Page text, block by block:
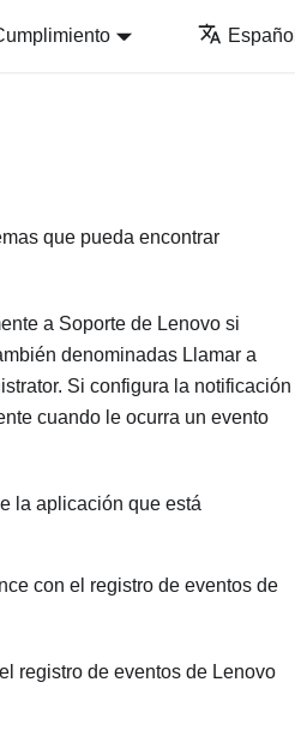
Español
que pueda encontrar
a Soporte de Lenovo si
denominadas Llamar a
. Si configura la notificación
cuando le ocurra un evento
la aplicación que está
con el registro de eventos de
registro de eventos de Lenovo